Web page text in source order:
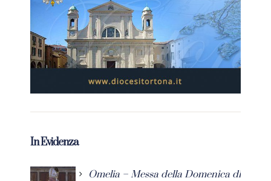
In Evidenza
Omelia – Messa della Domenica di